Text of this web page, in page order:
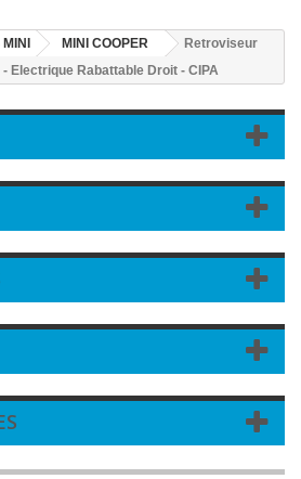
MINI COOPER
Retroviseur
- Electrique Rabattable Droit - CIPA